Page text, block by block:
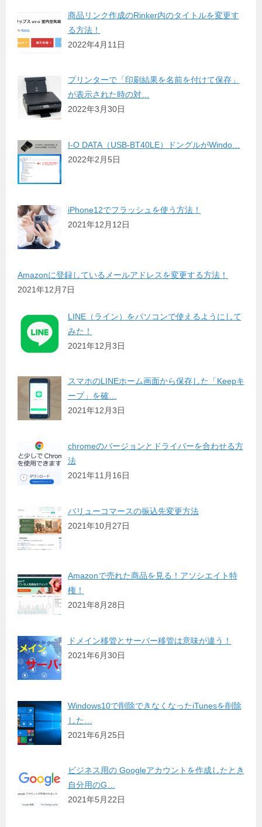
商品リンク作成のRinker内のタイトルを変更す
る方法！
2022年4月11日
プリンターで「印刷結果を名前を付けて保存」
が表示された時の対…
2022年3月30日
I-O DATA（USB-BT40LE）ドングルがWindo…
2022年2月5日
iPhone12でフラッシュを使う方法！
2021年12月12日
Amazonに登録しているメールアドレスを変更する方法！
2021年12月7日
LINE（ライン）をパソコンで使えるようにして
みた！
2021年12月3日
スマホのLINEホーム画面から保存した「Keepキ
ープ」を確…
2021年12月3日
chromeのバージョンとドライバーを合わせる方
法
2021年11月16日
バリューコマースの振込先変更方法
2021年10月27日
Amazonで売れた商品を見る！アソシエイト特
権！
2021年8月28日
ドメイン移管とサーバー移管は意味が違う！
2021年6月30日
Windows10で削除できなくなったiTunesを削除
した…
2021年6月25日
ビジネス用の Googleアカウントを作成したとき
自分用のG…
2021年5月22日